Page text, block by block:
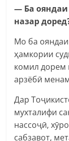
— Ба
назар
Мо ба
ҳамкории
комил дорем
арзёбӣ
Дар
мухталифи
нассоҷӣ,
сабзавот,